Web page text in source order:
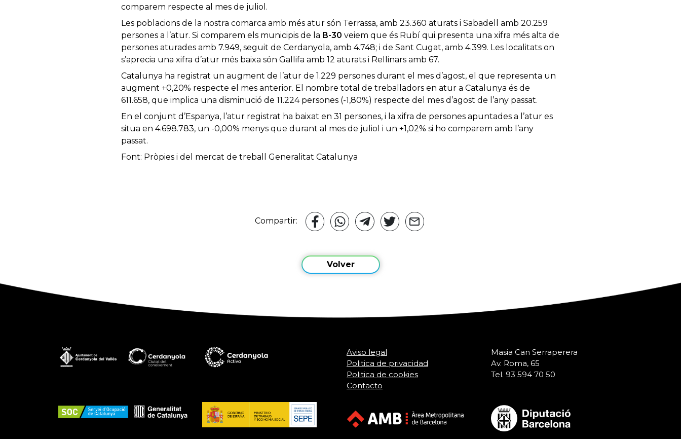
comparem respecte al mes de juliol.
Les poblacions de la nostra comarca amb més atur són Terrassa, amb 23.360 aturats i Sabadell amb 20.259
persones a l’atur. Si comparem els municipis de la B-30 veiem que és Rubí qui presenta una xifra més alta de
persones aturades amb 7.949, seguit de Cerdanyola, amb 4.748; i de Sant Cugat, amb 4.399. Les localitats on
s’aprecia una xifra d’atur més baixa són Gallifa amb 12 aturats i Rellinars amb 67.
Catalunya ha registrat un augment de l’atur de 1.229 persones durant el mes d’agost, el que representa un
augment +0,20% respecte el mes anterior. El nombre total de treballadors en atur a Catalunya és de
611.658, que implica una disminució de 11.224 persones (-1,80%) respecte del mes d’agost de l’any passat.
En el conjunt d’Espanya, l’atur registrat ha baixat en 31 persones, i la xifra de persones apuntades a l’atur es
situa en 4.698.783, un -0,00% menys que durant al mes de juliol i un +1,02% si ho comparem amb l’any
passat.
Font: Pròpies i del mercat de treball Generalitat Catalunya
Compartir:
Volver
Aviso legal
Politica de privacidad
Politica de cookies
Contacto
Masia Can Serraperera
Av. Roma, 65
Tel. 93 594 70 50